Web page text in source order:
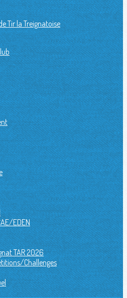
EDEN
TAR 2026
Challenges